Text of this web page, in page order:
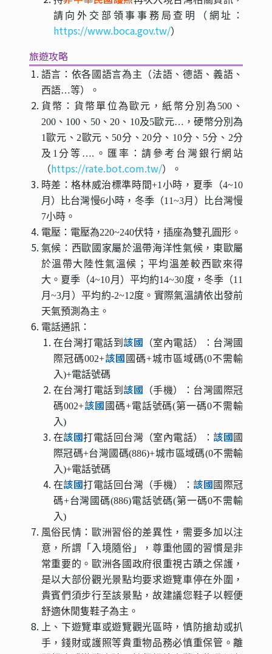
請向外交部領事事務局查明（網址：
https://www.boca.gov.tw/）
旅遊攻略
語言：依各國語言為主（法語、德語、義語、
西語…等）。
貨幣：貨幣單位為歐元，紙幣分別為500、
200、100、50、20、10及5歐元…，硬幣分別為
1歐元、2歐元、50分、20分、10分、5分、2分
及1分等….。匯率：請參考台灣銀行網站
（https://rate.bot.com.tw/）。
時差：格林威治標準時間+1小時，夏季（4~10
月）比台灣慢6小時，冬季（11~3月）比台灣慢
7小時。
電壓：電壓為220~240伏特，插座為雙孔圓形。
氣候：西歐國家屬於溫帶海洋性氣候，東歐屬
於溫帶大陸性氣溫候；平均溫差較西歐來得
大。夏季（4~10月）平均約14~30度，冬季（11
月~3月）平均約-2~12度。實際氣溫請依出發前
天氣預測為主。
電話通訊：
在台灣打電話到 該國 （室內電話）：台灣國
際冠碼002+該國 國碼+城市區域碼(0不需輸
入)+電話號碼
在台灣打電話到 該國 （手機）：台灣國際冠
碼002+該國 國碼+電話號碼(第一碼0不需輸
入)
在該國打電話回台灣（室內電話）： 該國 國
際冠碼+台灣國碼(886)+城市區域碼(0不需輸
入)+電話號碼
在該國打電話回台灣（手機）： 該國 國際冠
碼+台灣國碼(886)電話號碼(第一碼0不需輸
入)
風俗民情：歐洲習俗的差異性，需要多加以注
意，所謂「入境隨俗」，尊重他國的習慣是非
常重要的。歐洲各國政府很重視古蹟之保護，
是以大部份觀光景點均要求遊覽車停在外圍，
貴賓們須步行至該景點，故建議您鞋子以輕便
舒適休閒隻鞋子為主。
上、下遊覽車或遊覽觀光區時，慎防搶劫或扒
手，錢財或護照等貴重物品務必慎重保管。離